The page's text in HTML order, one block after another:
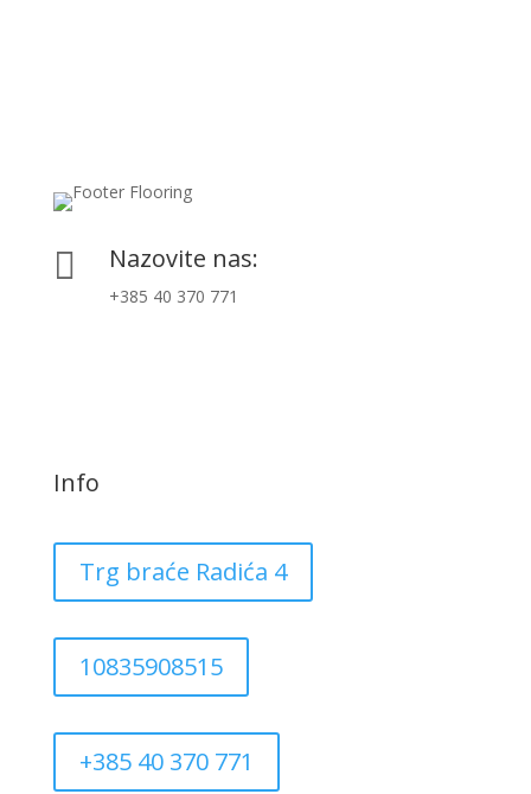
 Nazovite nas:
+385 40 370 771
Info
Trg braće Radića 4
10835908515
+385 40 370 771